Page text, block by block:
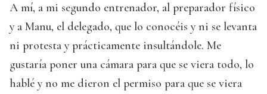
A mí, a mi segundo entrenador, al preparador físico
y a Manu, el delegado, que lo conocéis y ni se levanta
ni protesta y prácticamente insultándole. Me
gustaría poner una cámara para que se viera todo, lo
hablé y no me dieron el permiso para que se viera